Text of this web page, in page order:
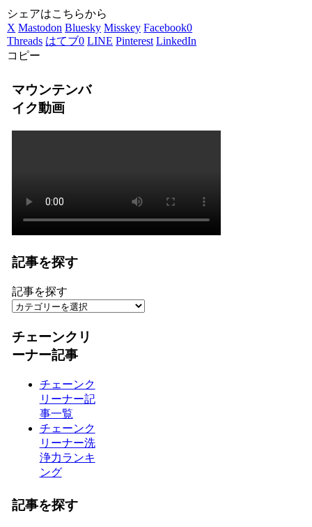
シェアはこちらから
X Mastodon Bluesky Misskey Facebook0
Threads はてブ0 LINE Pinterest LinkedIn
コピー
マウンテンバ
イク動画
記事を探す
記事を探す
チェーンクリ
ーナー記事
チェーンク
リーナー記
事一覧
チェーンク
リーナー洗
浄力ランキ
ング
記事を探す